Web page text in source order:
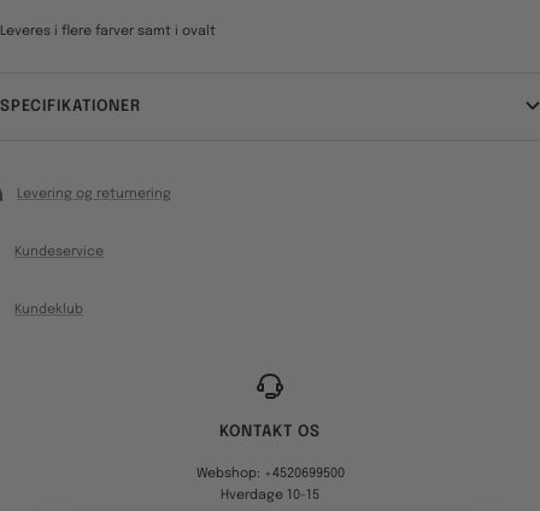
Leveres i flere farver samt i ovalt
SPECIFIKATIONER
Levering og returnering
Kundeservice
Kundeklub
KONTAKT OS
Webshop: +4520699500
Hverdage 10-15